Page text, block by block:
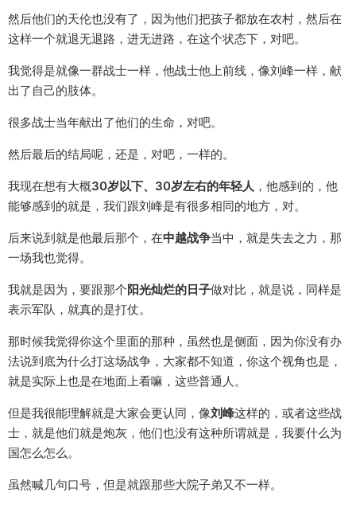
然后他们的天伦也没有了，因为他们把孩子都放在农村，然后在
这样一个就退无退路，进无进路，在这个状态下，对吧。
我觉得是就像一群战士一样，他战士他上前线，像刘峰一样，献
出了自己的肢体。
很多战士当年献出了他们的生命，对吧。
然后最后的结局呢，还是，对吧，一样的。
我现在想有大概30岁以下、30岁左右的年轻人 ，他感到的，他
能够感到的就是，我们跟刘峰是有很多相同的地方，对。
后来说到就是他最后那个，在中越战争当中，就是失去之力，那
一场我也觉得。
我就是因为，要跟那个阳光灿烂的日子做对比，就是说，同样是
表示军队，就真的是打仗。
那时候我觉得你这个里面的那种，虽然也是侧面，因为你没有办
法说到底为什么打这场战争，大家都不知道，你这个视角也是，
就是实际上也是在地面上看嘛，这些普通人。
但是我很能理解就是大家会更认同，像刘峰这样的，或者这些战
士，就是他们就是炮灰，他们也没有这种所谓就是，我要什么为
国怎么怎么。
虽然喊几句口号，但是就跟那些大院子弟又不一样。